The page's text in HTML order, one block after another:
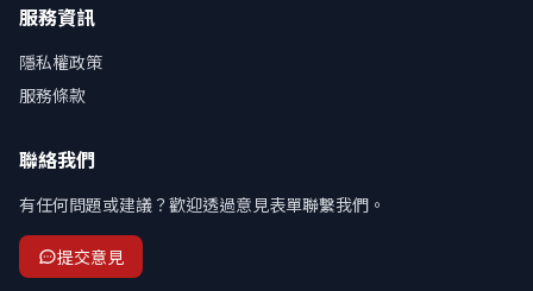
服務資訊
隱私權政策
服務條款
聯絡我們
有任何問題或建議？歡迎透過意見表單聯繫我們。
提交意見